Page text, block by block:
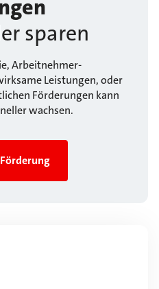
sparen
Arbeitnehmer-
Leistungen, oder
Förderungen kann
wachsen.